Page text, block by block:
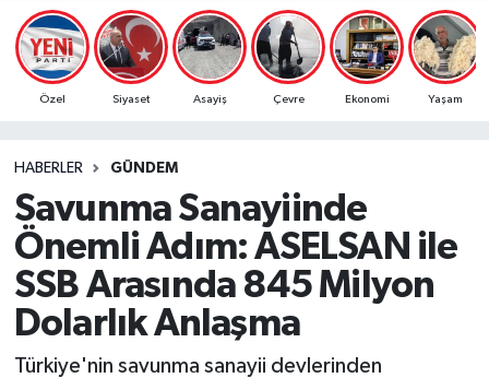
Özel Siyaset Asayiş Çevre Ekonomi Yaşam
HABERLER GÜNDEM
Savunma Sanayiinde
Önemli Adım: ASELSAN ile
SSB Arasında 845 Milyon
Dolarlık Anlaşma
Türkiye'nin savunma sanayii devlerinden
Dünya
Eğitim
Gündem
Haber Reklam
Magazin
Özel
Adana Trafik Yoğunluk Haritası
Süper Lig Puan Durumu ve Fikstür
Son Dakika Haberleri
Haber Arşivi